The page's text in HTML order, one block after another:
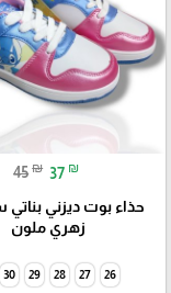
45 ₪ 37 ₪
حذاء بوت ديزني
زهري ملون
26
27
28
29
30